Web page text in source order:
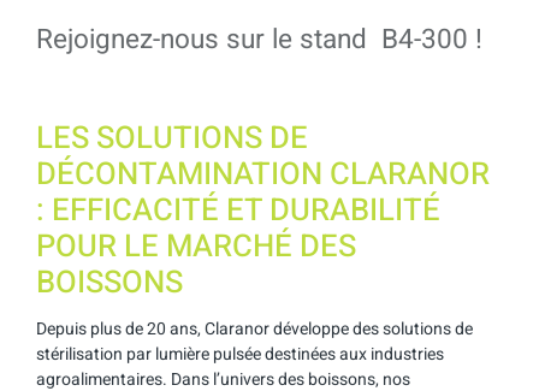
Rejoignez-nous sur le stand B4-300 !
LES SOLUTIONS DE
DÉCONTAMINATION CLARANOR
: EFFICACITÉ ET DURABILITÉ
POUR LE MARCHÉ DES
BOISSONS
Depuis plus de 20 ans, Claranor développe des solutions de
stérilisation par lumière pulsée destinées aux industries
agroalimentaires. Dans l’univers des boissons, nos